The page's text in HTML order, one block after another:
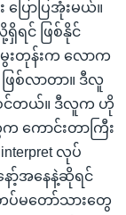
ောပြအုံးမယ်။
ရင် ဖြစ်နိုင်
းတုန်းက လောက
ြစ်လာတာ။ ဒီလူ
င်တယ်။ ဒီလူက ဟို
ကောင်းတာကြီး
လုပ်
ာ့်အနေနဲ့ဆိုရင်
မတော်သားတွေ